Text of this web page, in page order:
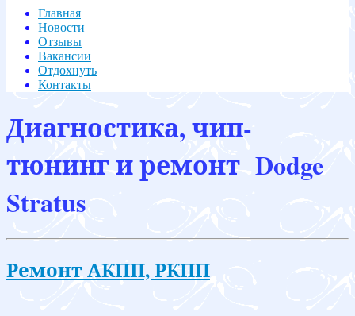
Главная
Новости
Отзывы
Вакансии
Отдохнуть
Контакты
Диагностика, чип-
тюнинг и ремонт Dodge
Stratus
Ремонт АКПП, РКПП